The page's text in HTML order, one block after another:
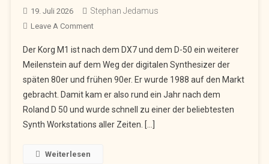
19. Juli 2026 Stephan Jedamus
Leave A CommentOn
Mit
Baffy
(Teil
3):
Korg
M1
Der Korg M1 ist nach dem DX7 und dem D-50 ein weiterer
Meilenstein auf dem Weg der digitalen Synthesizer der
späten 80er und frühen 90er. Er wurde 1988 auf den Markt
gebracht. Damit kam er also rund ein Jahr nach dem
Roland D 50 und wurde schnell zu einer der beliebtesten
Synth Workstations aller Zeiten. […]
Weiterlesen